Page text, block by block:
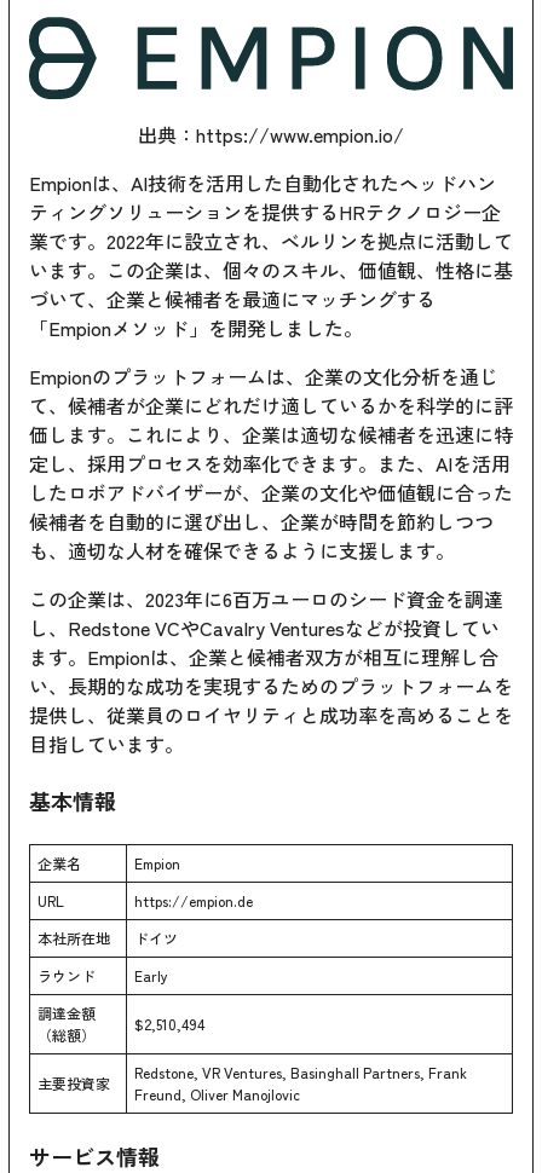
出典： https://www.empion.io/
Empionは、AI技術を活用した自動化されたヘッドハン
ティングソリューションを提供するHRテクノロジー企
業です。2022年に設立され、ベルリンを拠点に活動して
います。この企業は、個々のスキル、価値観、性格に基
づいて、企業と候補者を最適にマッチングする
「Empionメソッド」を開発しました。
Empionのプラットフォームは、企業の文化分析を通じ
て、候補者が企業にどれだけ適しているかを科学的に評
価します。これにより、企業は適切な候補者を迅速に特
定し、採用プロセスを効率化できます。また、AIを活用
したロボアドバイザーが、企業の文化や価値観に合った
候補者を自動的に選び出し、企業が時間を節約しつつ
も、適切な人材を確保できるように支援します。
この企業は、2023年に6百万ユーロのシード資金を調達
し、Redstone VCやCavalry Venturesなどが投資してい
ます。Empionは、企業と候補者双方が相互に理解し合
い、長期的な成功を実現するためのプラットフォームを
提供し、従業員のロイヤリティと成功率を高めることを
目指しています。
基本情報
企業名
Empion
URL
https://empion.de
本社所在地
ドイツ
ラウンド
Early
調達金額
（総額）
$2,510,494
主要投資家
Redstone, VR Ventures, Basinghall Partners, Frank
Freund, Oliver Manojlovic
サービス情報